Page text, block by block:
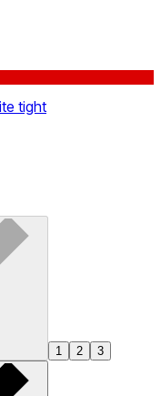
tight
1 2 3